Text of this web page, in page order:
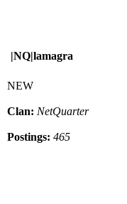
|NQ|lamagra
NEW
Clan: NetQuarter
Postings: 465